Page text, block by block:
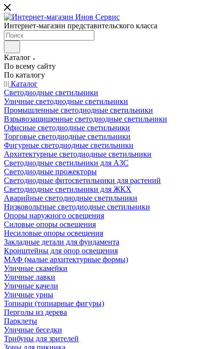
Интернет-магазин представительского класса
Каталог
По всему сайту
По каталогу
Каталог
Светодиодные светильники
Уличные светодиодные светильники
Промышленные светодиодные светильники
Взрывозащищенные светодиодные светильники
Офисные светодиодные светильники
Торговые светодиодные светильники
Фигурные светодиодные светильники
Архитектурные светодиодные светильники
Светодиодные светильники для АЗС
Светодиодные прожекторы
Светодиодные фитосветильники для растений
Светодиодные светильники для ЖКХ
Аварийные светодиодные светильники
Низковольтные светодиодные светильники
Опоры наружного освещения
Силовые опоры освещения
Несиловые опоры освещения
Закладные детали для фундамента
Кронштейны для опор освещения
МАФ (малые архитектурные формы)
Уличные скамейки
Уличные лавки
Уличные качели
Уличные урны
Топиари (топиарные фигуры)
Перголы из дерева
Парклеты
Уличные беседки
Трибуны для зрителей
Зоны для пикника